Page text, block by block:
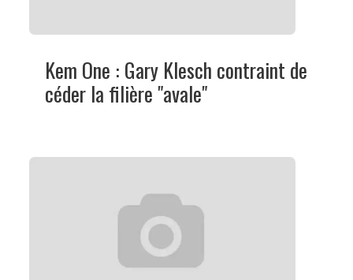
Kem One : Gary Klesch contraint de
céder la filière "avale"